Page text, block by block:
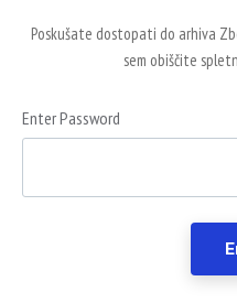
Poskušate dostopati do arhiva
sem obiščite
Enter Password